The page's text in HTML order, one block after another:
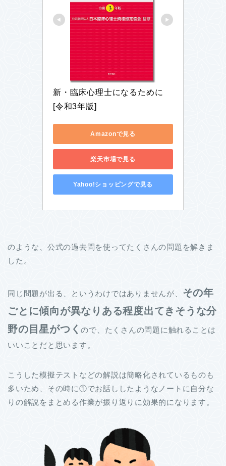
新・臨床心理士になるために
[令和3年版]
Amazonで見る
楽天市場で見る
Yahoo!ショッピングで見る
のような、公式の過去問を使ってたくさんの問題を解きま
した。
同じ問題が出る、というわけではありませんが、 その年
ごとに傾向が異なりある程度出てきそうな分
野の目星がつくので、たくさんの問題に触れることは
いいことだと思います。
こうした模擬テストなどの解説は簡略化されているものも
多いため、その時に①でお話ししたようなノートに自分な
りの解説をまとめる作業が振り返りに効果的になります。